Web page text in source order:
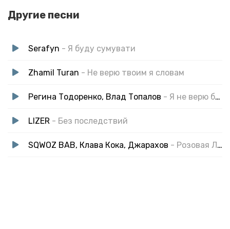
Другие песни
Serafyn - Я буду сумувати
Zhamil Turan - Не верю твоим я словам
Регина Тодоренко, Влад Топалов - Я не верю больше твоим словам
LIZER - Без последствий
SQWOZ BAB, Клава Кока, Джарахов - Розовая Луна